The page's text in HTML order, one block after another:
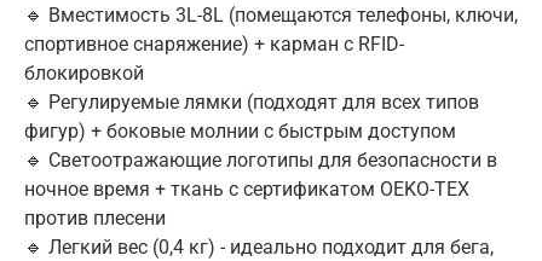
🔹 Вместимость 3L-8L (помещаются телефоны, ключи,
спортивное снаряжение) + карман с RFID-
блокировкой
🔹 Регулируемые лямки (подходят для всех типов
фигур) + боковые молнии с быстрым доступом
🔹 Светоотражающие логотипы для безопасности в
ночное время + ткань с сертификатом OEKO-TEX
против плесени
🔹 Легкий вес (0,4 кг) - идеально подходит для бега,